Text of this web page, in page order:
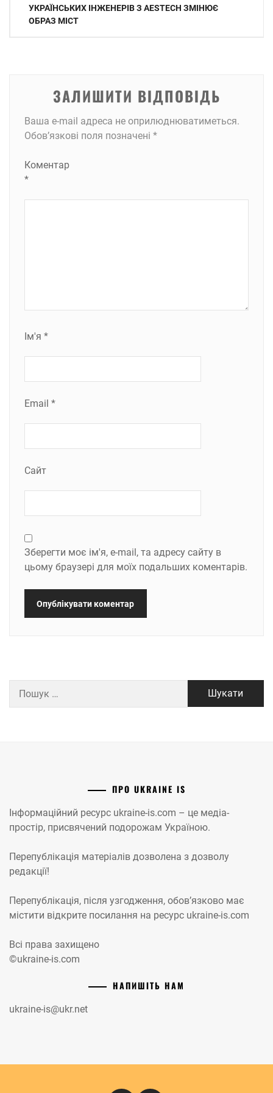
записів
УКРАЇНСЬКИХ ІНЖЕНЕРІВ З AESTECH ЗМІНЮЄ
ОБРАЗ МІСТ
ЗАЛИШИТИ ВІДПОВІДЬ
Ваша e-mail адреса не оприлюднюватиметься.
Обов’язкові поля позначені *
Коментар
*
Ім'я *
Email *
Сайт
Зберегти моє ім'я, e-mail, та адресу сайту в
цьому браузері для моїх подальших коментарів.
ПРО UKRAINE IS
Інформаційний ресурс ukraine-is.com – це медіа-
простір, присвячений подорожам Україною.
Перепублікація матеріалів дозволена з дозволу
редакції!
Перепублікація, після узгодження, обов’язково має
містити відкрите посилання на ресурс ukraine-is.com
Всі права захищено
©ukraine-is.com
НАПИШІТЬ НАМ
ukraine-is@ukr.net